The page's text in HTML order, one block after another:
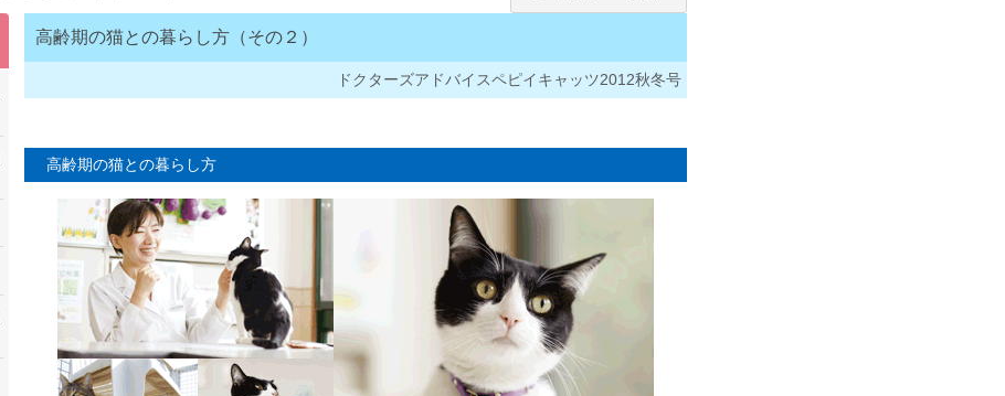
高齢期の猫との暮らし方（その２）
ドクターズアドバイスペピイキャッツ2012秋冬号
高齢期の猫との暮らし方